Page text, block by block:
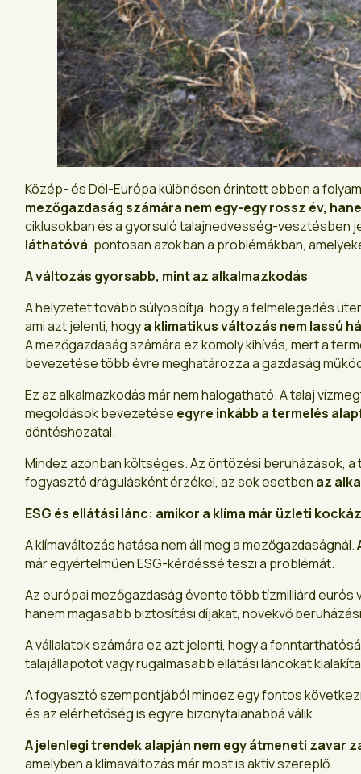
Közép- és Dél-Európa különösen érintett ebben a
mezőgazdaság számára nem egy-egy rossz év,
ciklusokban és a gyorsuló talajnedvesség-vesztésben
láthatóvá, pontosan azokban a problémákban,
A változás gyorsabb, mint az alkalmazkodás
A helyzetet tovább súlyosbítja, hogy a felmelegedés
ami azt jelenti, hogya klimatikus változás nem lassú
A mezőgazdaság számára ez komoly kihívás, mert a
bevezetése több évre meghatározza a gazdaság
Ez az alkalmazkodás már nem halogatható. A talaj
megoldások bevezetése egyre inkább a termelés
döntéshozatal.
Mindez azonban költséges. Az öntözési beruházások,
fogyasztó drágulásként érzékel, az sok esetben az
ESG és ellátási lánc: amikor a klíma már üzleti
A klímaváltozás hatása nem áll meg a mezőgazdaságnál.
már egyértelműen ESG-kérdéssé teszi a problémát.
Az európai mezőgazdaság évente több tízmilliárd
hanem magasabb biztosítási díjakat, növekvő
A vállalatok számára ez azt jelenti, hogy a
talajállapotot vagy rugalmasabb ellátási láncokat
A fogyasztó szempontjából mindez egy fontos
és az elérhetőség is egyre bizonytalanabbá válik.
A jelenlegi trendek alapján nem egy átmeneti zavar
amelyben a klímaváltozás már most is aktív szereplő.